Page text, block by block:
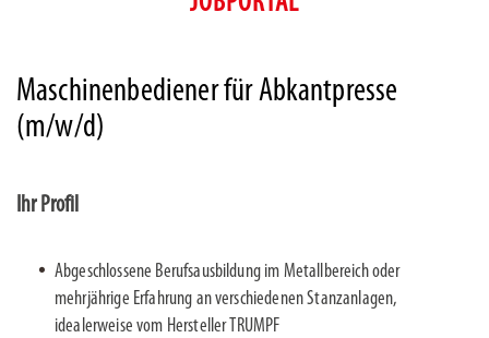
Maschinenbediener für Abkantpresse
(m/w/d)
Ihr Profil
Abgeschlossene Berufsausbildung im Metallbereich oder
mehrjährige Erfahrung an verschiedenen Stanzanlagen,
idealerweise vom Hersteller TRUMPF